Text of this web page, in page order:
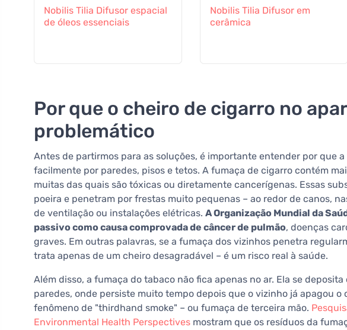
Nobilis Tilia Difusor espacial
de óleos essenciais
Nobilis Tilia Difusor em
cerâmica
Por que o cheiro de cigarro no
problemático
Antes de partirmos para as soluções, é importante entender por que
facilmente por paredes, pisos e tetos. A fumaça de cigarro contém
muitas das quais são tóxicas ou diretamente cancerígenas. Essas
poeira e penetram por frestas muito pequenas – ao redor de canos,
de ventilação ou instalações elétricas. A Organização Mundial da
passivo como causa comprovada de câncer de pulmão, doenças
graves. Em outras palavras, se a fumaça dos vizinhos penetra
trata apenas de um cheiro desagradável – é um risco real à saúde.
Além disso, a fumaça do tabaco não fica apenas no ar. Ela se
paredes, onde persiste muito tempo depois que o vizinho já apagou o
fenômeno de "thirdhand smoke" – ou fumaça de terceira mão.
Environmental Health Perspectives mostram que os resíduos da